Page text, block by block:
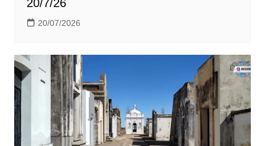
20/7/26
20/07/2026